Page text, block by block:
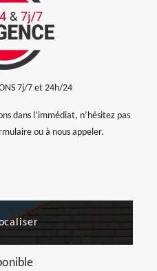
7j/7 et 24h/24
dans l’immédiat, n’hésitez pas
ou à nous appeler.